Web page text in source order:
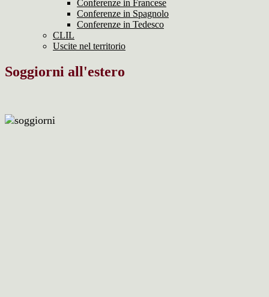
Conferenze in Francese
Conferenze in Spagnolo
Conferenze in Tedesco
CLIL
Uscite nel territorio
Soggiorni all'estero